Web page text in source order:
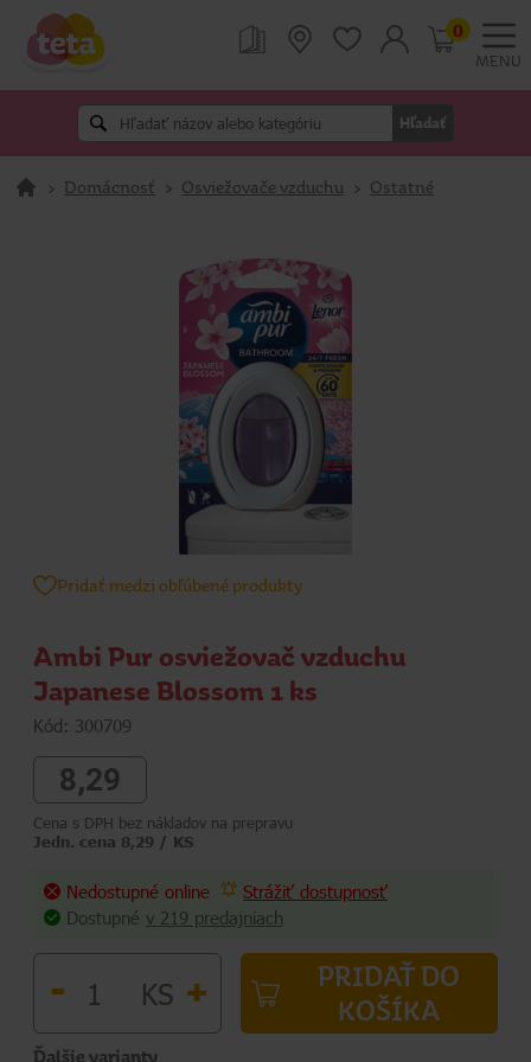
MENU
Hľadať
0
> Domácnosť > Osviežovače vzduchu > Ostatné
Pridať medzi obľúbené produkty
Ambi Pur osviežovač vzduchu
Japanese Blossom 1 ks
Kód: 300709
8,29
Cena s DPH bez nákladov na prepravu
Jedn. cena 8,29 / KS
Nedostupné online
Strážiť dostupnosť
Dostupné v 219 predajniach
- KS +
PRIDAŤ DO
KOŠÍKA
Ďalšie varianty